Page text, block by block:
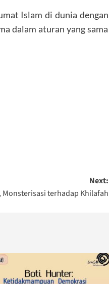
Islam di dunia dengan
dalam aturan yang sama
Next:
Monsterisasi terhadap Khilafah